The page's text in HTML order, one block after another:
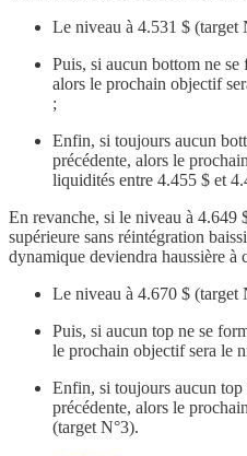
Le niveau à 4.531 $ (target
Puis, si aucun bottom ne se
alors le prochain objectif
;
Enfin, si toujours aucun
précédente, alors le
liquidités entre 4.455 $ et
En revanche, si le niveau à 4.649
supérieure sans réintégration
dynamique deviendra haussière à
Le niveau à 4.670 $ (target
Puis, si aucun top ne se
le prochain objectif sera le
Enfin, si toujours aucun top
précédente, alors le
(target N°3).